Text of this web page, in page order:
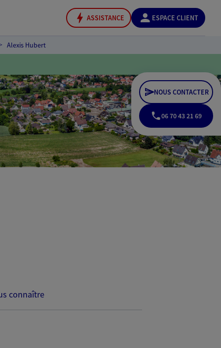
ASSISTANCE ESPACE CLIENT
Alexis Hubert
NOUS CONTACTER
06 70 43 21 69
connaître